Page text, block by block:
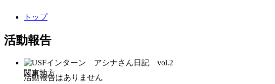
トップ
活動報告
関東地方